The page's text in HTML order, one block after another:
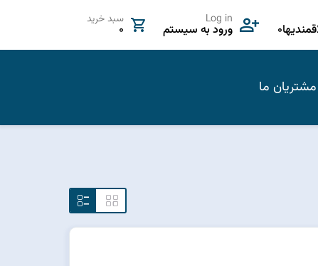
0
Log in
ورود به سیستم
سبد خرید
0
مشتریان ما